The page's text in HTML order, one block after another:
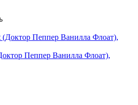
Пеппер Ванилла Флоат),